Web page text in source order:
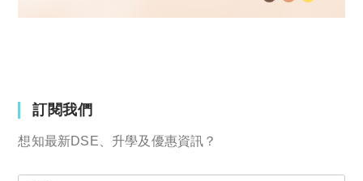
訂閱我們
想知最新DSE、升學及優惠資訊？